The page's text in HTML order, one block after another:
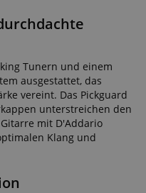
Tunern und einem
ausgestattet, das
vereint. Das Pickguard
unterstreichen den
mit D'Addario
Klang und